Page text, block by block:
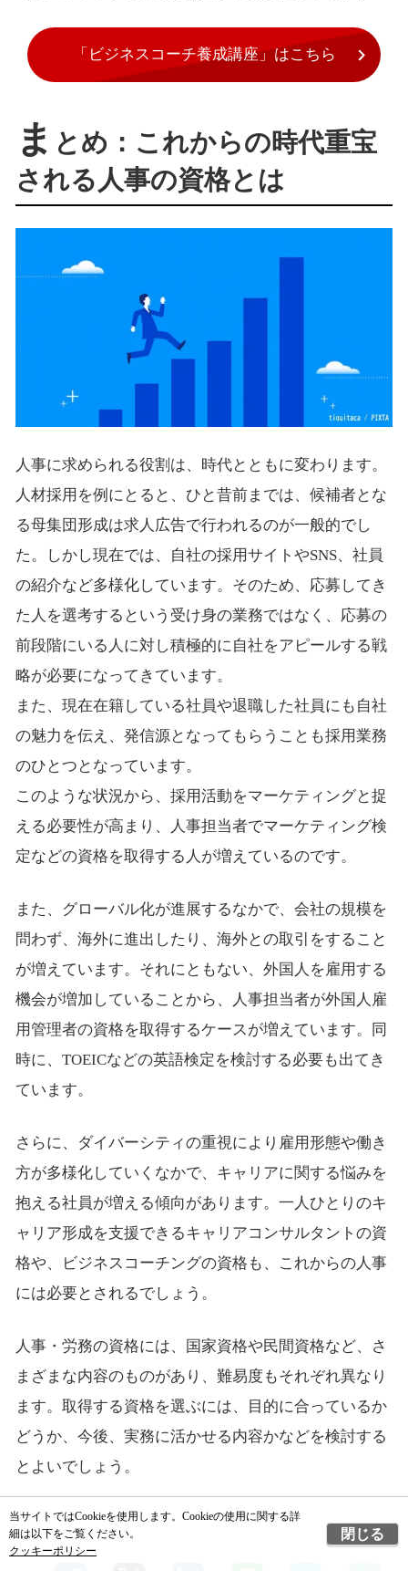
「ビジネスコーチ養成講座」はこちら
ま とめ：これからの時代重宝
される人事の資格とは
人事に求められる役割は、時代とともに変わります。
人材採用を例にとると、ひと昔前までは、候補者とな
る母集団形成は求人広告で行われるのが一般的でし
た。しかし現在では、自社の採用サイトやSNS、社員
の紹介など多様化しています。そのため、応募してき
た人を選考するという受け身の業務ではなく、応募の
前段階にいる人に対し積極的に自社をアピールする戦
略が必要になってきています。
また、現在在籍している社員や退職した社員にも自社
の魅力を伝え、発信源となってもらうことも採用業務
のひとつとなっています。
このような状況から、採用活動をマーケティングと捉
える必要性が高まり、人事担当者でマーケティング検
定などの資格を取得する人が増えているのです。
また、グローバル化が進展するなかで、会社の規模を
問わず、海外に進出したり、海外との取引をすること
が増えています。それにともない、外国人を雇用する
機会が増加していることから、人事担当者が外国人雇
用管理者の資格を取得するケースが増えています。同
時に、TOEICなどの英語検定を検討する必要も出てき
ています。
さらに、ダイバーシティの重視により雇用形態や働き
方が多様化していくなかで、キャリアに関する悩みを
抱える社員が増える傾向があります。一人ひとりのキ
ャリア形成を支援できるキャリアコンサルタントの資
格や、ビジネスコーチングの資格も、これからの人事
には必要とされるでしょう。
人事・労務の資格には、国家資格や民間資格など、さ
まざまな内容のものがあり、難易度もそれぞれ異なり
ます。取得する資格を選ぶには、目的に合っているか
どうか、今後、実務に活かせる内容かなどを検討する
とよいでしょう。
当サイトではCookieを使用します。Cookieの使用に関する詳
細は以下をご覧ください。
クッキーポリシー
閉じる